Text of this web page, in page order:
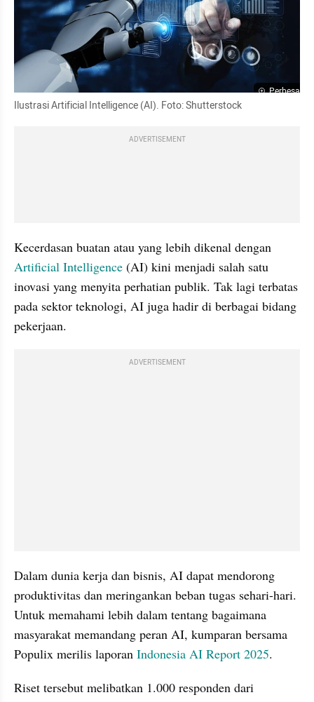
Perbesar
Ilustrasi Artificial Intelligence (AI). Foto: Shutterstock
ADVERTISEMENT
Artificial Intelligence (AI) kini menjadi salah satu
inovasi yang menyita perhatian publik. Tak lagi terbatas
pada sektor teknologi, AI juga hadir di berbagai bidang
pekerjaan.
ADVERTISEMENT
Dalam dunia kerja dan bisnis, AI dapat mendorong
produktivitas dan meringankan beban tugas sehari-hari.
Untuk memahami lebih dalam tentang bagaimana
masyarakat memandang peran AI, kumparan bersama
Populix merilis laporan Indonesia AI Report 2025.
Riset tersebut melibatkan 1.000 responden dari